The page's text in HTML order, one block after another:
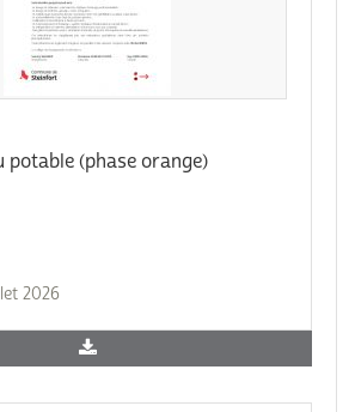
potable (phase orange)
2026